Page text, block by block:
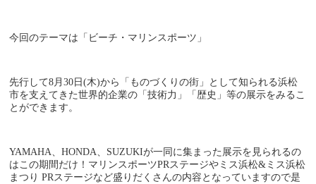
今回のテーマは「ビーチ・マリンスポーツ」
先行して8月30日(木)から「ものづくりの街」として知られる浜松
市を支えてきた世界的企業の「技術力」「歴史」等の展示をみるこ
とができます。
YAMAHA、HONDA、SUZUKIが一同に集まった展示を見られるの
はこの期間だけ！マリンスポーツPRステージやミス浜松&ミス浜松
まつり PRステージなど盛りだくさんの内容となっていますので是